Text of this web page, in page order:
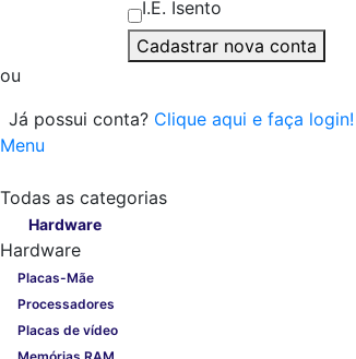
I.E. Isento
Cadastrar nova conta
ou
Já possui conta? Clique aqui e faça login!
Menu
Todas as categorias
Hardware
Hardware
Placas-Mãe
Processadores
Placas de vídeo